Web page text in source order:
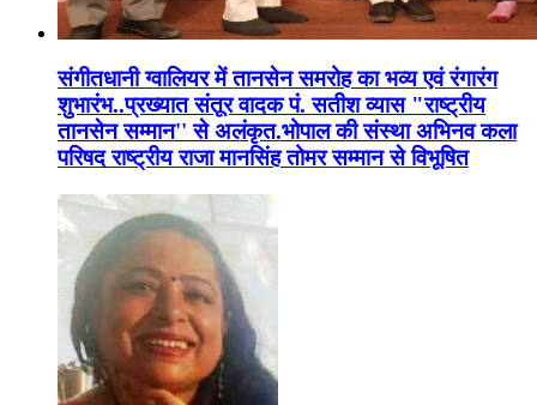
संगीतधानी ग्वालियर में तानसेन समरोह का भव्य एवं रंगारंग
शुभारंभ..प्रख्यात संतूर वादक पं. सतीश व्यास "राष्ट्रीय
तानसेन सम्मान'' से अलंकृत.भोपाल की संस्था अभिनव कला
परिषद राष्ट्रीय राजा मानसिंह तोमर सम्मान से विभूषित